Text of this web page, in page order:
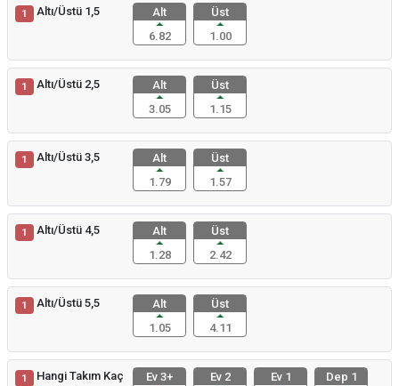
1 Altı/Üstü 1,5
Alt
6.82
Üst
1.00
1 Altı/Üstü 2,5
Alt
3.05
Üst
1.15
1 Altı/Üstü 3,5
Alt
1.79
Üst
1.57
1 Altı/Üstü 4,5
Alt
1.28
Üst
2.42
1 Altı/Üstü 5,5
Alt
1.05
Üst
4.11
1
Hangi Takım Kaç
Ev 3+
Ev 2
Ev 1
Dep 1